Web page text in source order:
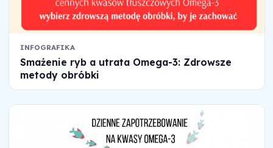
INFOGRAFIKA
Smażenie ryb a utrata Omega-3: Zdrowsze
metody obróbki